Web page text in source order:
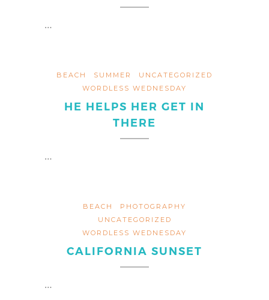
…
BEACH SUMMER
UNCATEGORIZED
WORDLESS WEDNESDAY
HE HELPS HER GET IN
THERE
…
BEACH
PHOTOGRAPHY
UNCATEGORIZED
WORDLESS WEDNESDAY
CALIFORNIA SUNSET
…